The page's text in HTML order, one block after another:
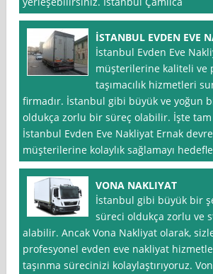
İSTANBUL EVDEN EVE
İstanbul Evden Eve
müşterilerine kaliteli ve
taşımacılık hizmetleri
firmadır. İstanbul gibi büyük ve yoğun
oldukça zorlu bir süreç olabilir. İşte
İstanbul Evden Eve Nakliyat Ernak
müşterilerine kolaylık sağlamayı
VONA NAKLIYAT
İstanbul gibi büyük bir
süreci oldukça zorlu ve
alabilir. Ancak Vona Nakliyat olarak,
profesyonel evden eve nakliyat
taşınma sürecinizi kolaylaştırıyoruz.